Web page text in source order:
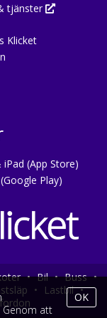
tjänster
Klicket
(App Store)
Play)
• Bil • Buss •
• Lastbil •
Genom att
OK